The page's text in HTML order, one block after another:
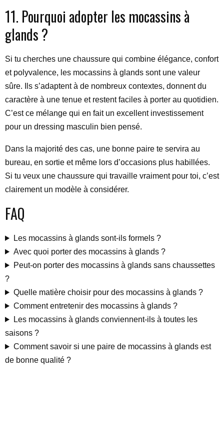
11. Pourquoi adopter les mocassins à
glands ?
Si tu cherches une chaussure qui combine élégance, confort
et polyvalence, les mocassins à glands sont une valeur
sûre. Ils s’adaptent à de nombreux contextes, donnent du
caractère à une tenue et restent faciles à porter au quotidien.
C’est ce mélange qui en fait un excellent investissement
pour un dressing masculin bien pensé.
Dans la majorité des cas, une bonne paire te servira au
bureau, en sortie et même lors d’occasions plus habillées.
Si tu veux une chaussure qui travaille vraiment pour toi, c’est
clairement un modèle à considérer.
FAQ
Les mocassins à glands sont-ils formels ?
Avec quoi porter des mocassins à glands ?
Peut-on porter des mocassins à glands sans chaussettes
?
Quelle matière choisir pour des mocassins à glands ?
Comment entretenir des mocassins à glands ?
Les mocassins à glands conviennent-ils à toutes les
saisons ?
Comment savoir si une paire de mocassins à glands est
de bonne qualité ?